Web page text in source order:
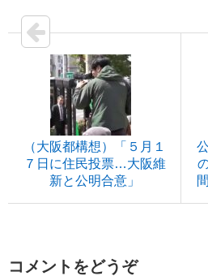
（大阪都構想）「５月１
７日に住民投票…大阪維
新と公明合意」
コメントをどうぞ